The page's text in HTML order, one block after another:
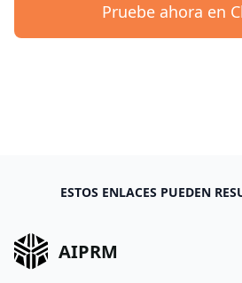
Pruebe ahora en
ESTOS ENLACES PUEDEN
AIPRM